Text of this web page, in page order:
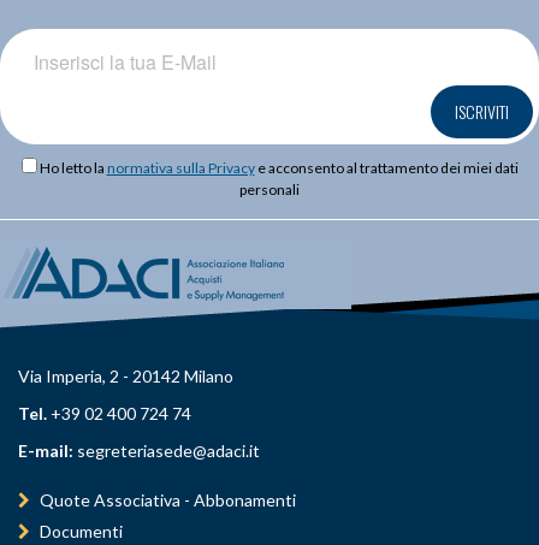
ISCRIVITI
Ho letto la normativa sulla Privacye acconsento al trattamento dei miei dati
personali
Via Imperia, 2 - 20142 Milano
Tel. +39 02 400 724 74
E-mail: segreteriasede@adaci.it
Quote Associativa - Abbonamenti
Documenti